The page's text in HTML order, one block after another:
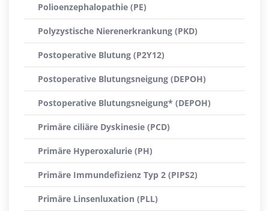
Polioenzephalopathie (PE)
Polyzystische Nierenerkrankung (PKD)
Postoperative Blutung (P2Y12)
Postoperative Blutungsneigung (DEPOH)
Postoperative Blutungsneigung* (DEPOH)
Primäre ciliäre Dyskinesie (PCD)
Primäre Hyperoxalurie (PH)
Primäre Immundefizienz Typ 2 (PIPS2)
Primäre Linsenluxation (PLL)